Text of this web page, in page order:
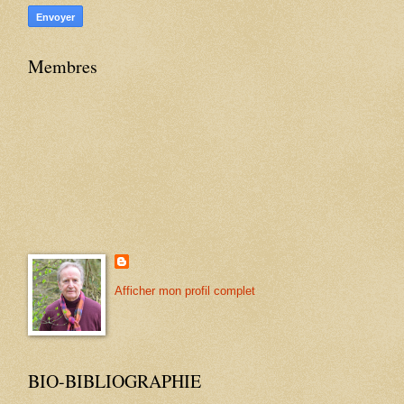
Membres
Afficher mon profil complet
BIO-BIBLIOGRAPHIE